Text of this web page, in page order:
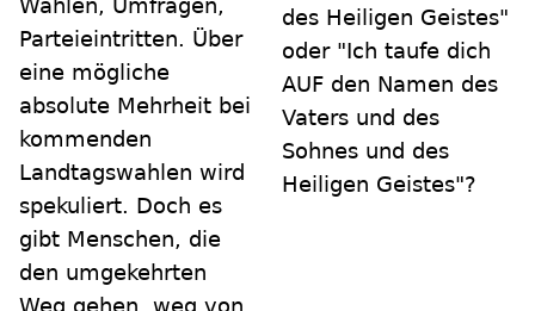
Wahlen, Umfragen,
Parteieintritten. Über
eine mögliche
absolute Mehrheit bei
kommenden
Landtagswahlen wird
spekuliert. Doch es
gibt Menschen, die
den umgekehrten
Weg gehen, weg von
des Heiligen Geistes"
oder "Ich taufe dich
AUF den Namen des
Vaters und des
Sohnes und des
Heiligen Geistes"?